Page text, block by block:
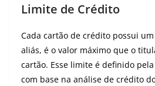
Limite de Crédito
Cada cartão de crédito possui
aliás, é o valor máximo que o
cartão. Esse limite é definido
com base na análise de crédito